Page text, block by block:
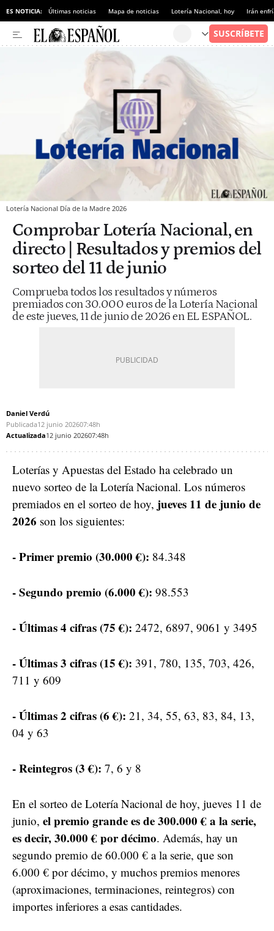
ES NOTICIA: Últimas noticias Mapa de noticias Lotería Nacional, hoy Irán
Lotería Nacional Día de la Madre 2026
Comprobar Lotería Nacional, en
directo | Resultados y premios del
sorteo del 11 de junio
Comprueba todos los resultados y números
premiados con 30.000 euros de la Lotería Nacional
de este jueves, 11 de junio de 2026 en EL ESPAÑOL.
Daniel Verdú
Publicada12 junio 202607:48h
Actualizada12 junio 202607:48h
Loterías y Apuestas del Estado ha celebrado un
nuevo sorteo de la Lotería Nacional. Los números
premiados en el sorteo de hoy, jueves 11 de junio de
2026 son los siguientes:
- Primer premio (30.000 €): 84.348
- Segundo premio (6.000 €): 98.553
- Últimas 4 cifras (75 €): 2472, 6897, 9061 y 3495
- Últimas 3 cifras (15 €): 391, 780, 135, 703, 426,
711 y 609
- Últimas 2 cifras (6 €): 21, 34, 55, 63, 83, 84, 13,
04 y 63
- Reintegros (3 €): 7, 6 y 8
En el sorteo de Lotería Nacional de hoy, jueves 11 de
junio, el premio grande es de 300.000 € a la serie,
es decir, 30.000 € por décimo. Además, hay un
segundo premio de 60.000 € a la serie, que son
6.000 € por décimo, y muchos premios menores
(aproximaciones, terminaciones, reintegros) con
importes inferiores a esas cantidades.